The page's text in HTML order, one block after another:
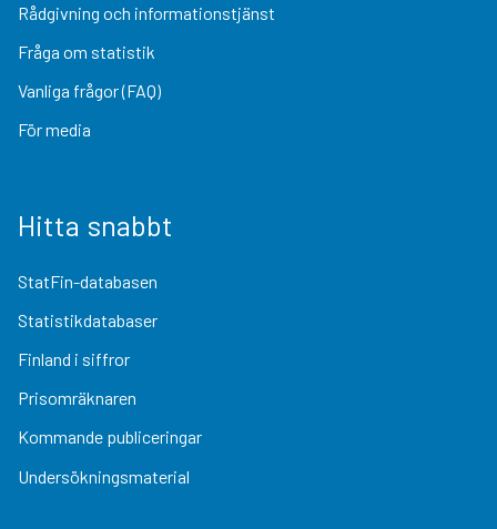
Rådgivning och informationstjänst
Fråga om statistik
Vanliga frågor (FAQ)
För media
Hitta snabbt
StatFin-databasen
Statistikdatabaser
Finland i siffror
Prisomräknaren
Kommande publiceringar
Undersökningsmaterial